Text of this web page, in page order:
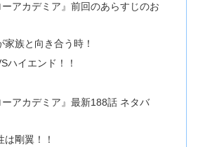
アカデミア』前回のあらすじのお
家族と向き合う時！
ハイエンド！！
アカデミア』最新188話 ネタバ
は剛翼！！